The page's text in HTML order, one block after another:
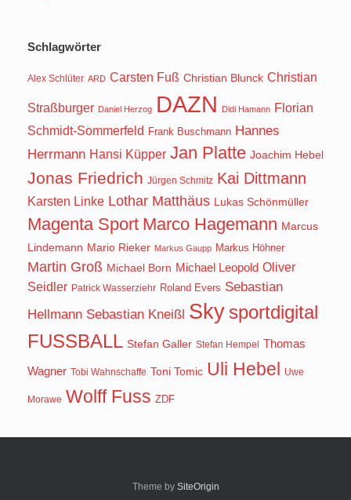
Schlagwörter
Alex Schlüter ARD Carsten Fuß Christian Blunck Christian
Straßburger Daniel Herzog DAZN Didi Hamann Florian
Schmidt-Sommerfeld Frank Buschmann Hannes
Herrmann Hansi Küpper Jan Platte Joachim Hebel
Jonas Friedrich Jürgen Schmitz Kai Dittmann
Karsten Linke Lothar Matthäus Lukas Schönmüller
Magenta Sport Marco Hagemann Marcus
Lindemann Mario Rieker Markus Gaupp Markus Höhner
Martin Groß Michael Born Michael Leopold Oliver
Seidler Patrick Wasserziehr Roland Evers Sebastian
Hellmann Sebastian Kneißl Sky sportdigital
FUSSBALL Stefan Galler Stefan Hempel Thomas
Wagner Tobi Wahnschaffe Toni Tomic Uli Hebel Uwe
Morawe Wolff Fuss ZDF
Theme by SiteOrigin